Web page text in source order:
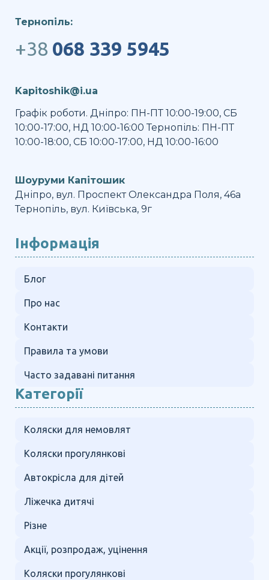
Тернопіль:
+38 068 339 5945
Kapitoshik@i.ua
Графік роботи. Дніпро: ПН-ПТ 10:00-19:00, СБ
10:00-17:00, НД 10:00-16:00 Тернопіль: ПН-ПТ
10:00-18:00, СБ 10:00-17:00, НД 10:00-16:00
Шоуруми Капітошик
Дніпро, вул. Проспект Олександра Поля, 46а
Тернопіль, вул. Київська, 9г
Інформація
Блог
Про нас
Контакти
Правила та умови
Часто задавані питання
Категорії
Коляски для немовлят
Коляски прогулянкові
Автокрісла для дітей
Ліжечка дитячі
Різне
Акції, розпродаж, уцінення
Коляски прогулянкові